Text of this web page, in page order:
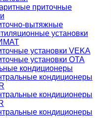
приточные
вытяжные
установки
установки VEKA
установки ОТА
кондиционеры
кондиционеры
кондиционеры
кондиционеры